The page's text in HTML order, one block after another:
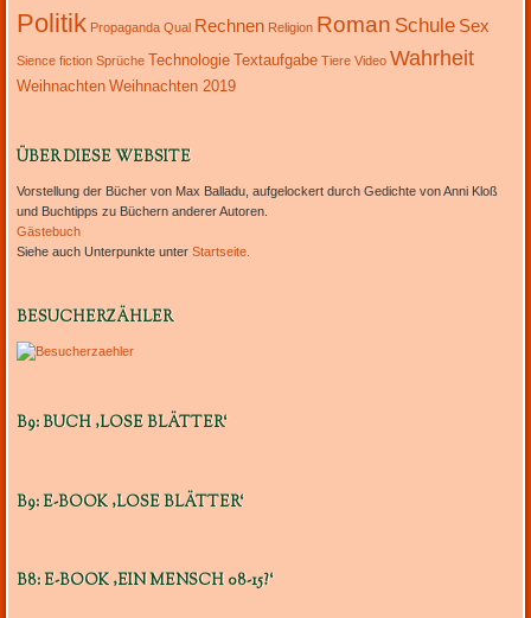
Politik Propaganda Qual Rechnen Religion Roman Schule Sex
Sience fiction Sprüche Technologie Textaufgabe Tiere Video Wahrheit
Weihnachten Weihnachten 2019
ÜBER DIESE WEBSITE
Vorstellung der Bücher von Max Balladu, aufgelockert durch Gedichte von Anni Kloß
und Buchtipps zu Büchern anderer Autoren.
Gästebuch
Siehe auch Unterpunkte unter Startseite.
BESUCHERZÄHLER
B9: BUCH ‚LOSE BLÄTTER‘
B9: E-BOOK ‚LOSE BLÄTTER‘
B8: E-BOOK ‚EIN MENSCH 08-15?‘